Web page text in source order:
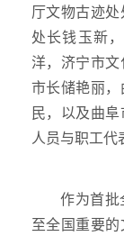
厅文物古迹
处长钱玉新
洋，济宁市
市长储艳丽
民，以及曲
人员与职工代
作为首批
至全国重要